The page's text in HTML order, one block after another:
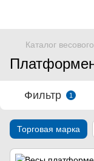
Каталог
Фильтр 1
Торговая марка